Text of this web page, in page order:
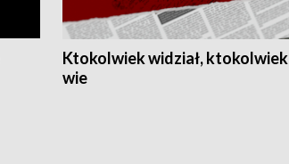
Ktokolwiek widział, ktokolwiek
wie